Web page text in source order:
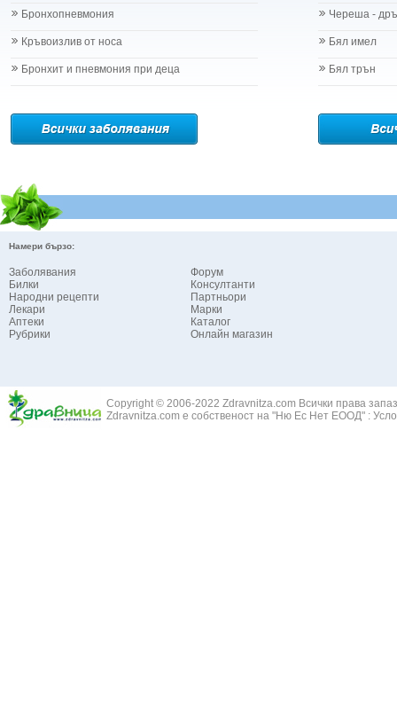
Бронхопневмония
Кръвоизлив от носа
Бронхит и пневмония при деца
Череша -
Бял имел
Бял трън
Намери бързо:
Заболявания
Билки
Народни рецепти
Лекари
Аптеки
Рубрики
Форум
Консултанти
Партньори
Марки
Каталог
Онлайн магазин
Copyright © 2006-2022 Zdravnitza.com Всички права
Zdravnitza.com е собственост на "Ню Ес Нет ЕООД" :